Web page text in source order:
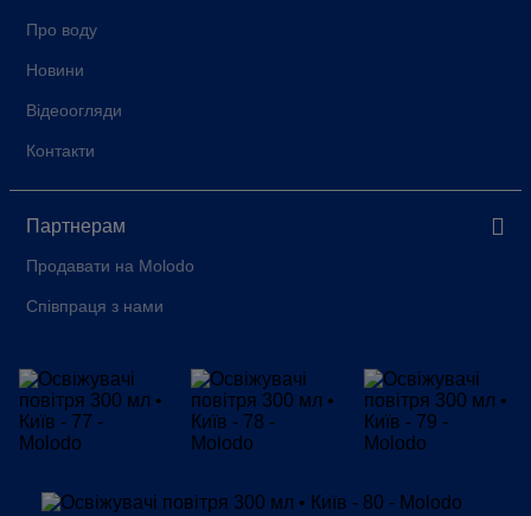
Про воду
Новини
Відеоогляди
Контакти
Партнерам
Продавати на Molodo
Співпраця з нами